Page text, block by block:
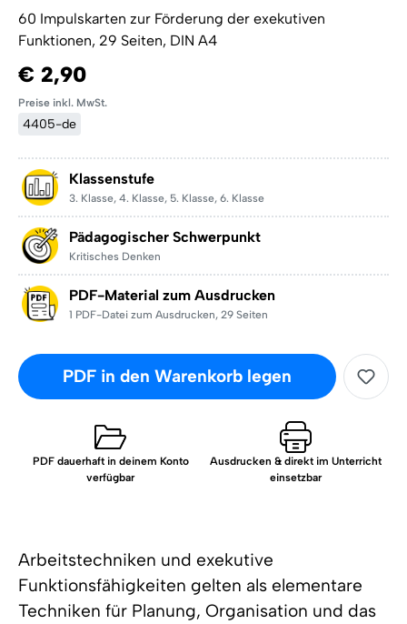
Arbeitstechniken und exekutive
Funktionsfähigkeiten gelten als elementare
Techniken für Planung, Organisation und das
60 Impulskarten zur Förderung der exekutiven
Funktionen, 29 Seiten, DIN A4
€ 2,90
Preise inkl. MwSt.
4405-de
Klassenstufe
3. Klasse, 4. Klasse, 5. Klasse, 6. Klasse
Pädagogischer Schwerpunkt
Kritisches Denken
PDF-Material zum Ausdrucken
1 PDF-Datei zum Ausdrucken, 29 Seiten
PDF in den Warenkorb legen
PDF dauerhaft in deinem Konto
verfügbar
Ausdrucken & direkt im Unterricht
einsetzbar